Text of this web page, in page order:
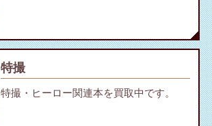
特撮
特撮・ヒーロー関連本を買取中です。